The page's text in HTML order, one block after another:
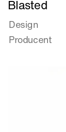
mere
om
Blasted
Blasted
Design
Producent